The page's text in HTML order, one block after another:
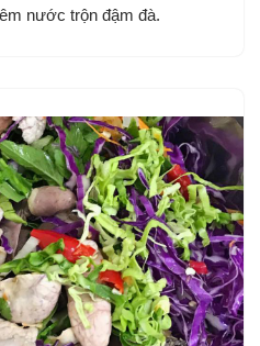
nước trộn đậm đà.